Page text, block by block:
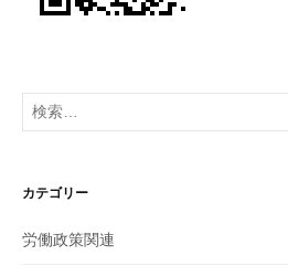
検
索:
カテゴリー
労働政策関連